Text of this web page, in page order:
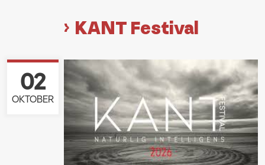
KANT Festival
02
OKTOBER